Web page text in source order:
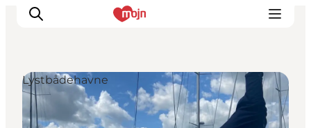
Oplevelser
Lystbådehavne